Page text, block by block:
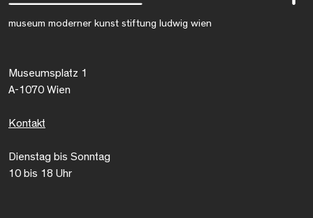
museum moderner kunst stiftung ludwig wien
Museumsplatz 1
A-1070 Wien
Kontakt
Dienstag bis Sonntag
10 bis 18 Uhr